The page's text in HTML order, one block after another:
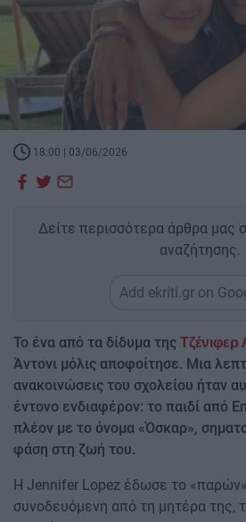
18:00 | 03/06/2026
Δείτε περισσότερα άρθρα μας
αναζήτησης.
Add ekriti.gr on
Το ένα από τα δίδυμα της Τζένιφερ
Άντονι μόλις αποφοίτησε. Μια
ανακοινώσεις του σχολείου ήταν
έντονο ενδιαφέρον: το παιδί από
πλέον με το όνομα «Όσκαρ»,
φάση στη ζωή του.
Η Jennifer Lopez έδωσε το
συνοδευόμενη από τη μητέρα της,